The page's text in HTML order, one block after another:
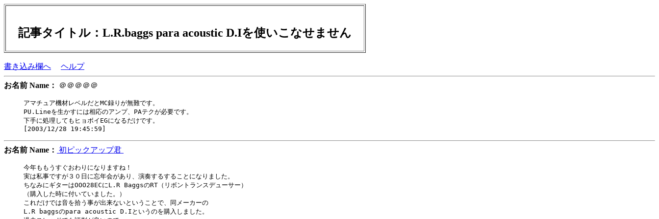
記事タイトル：L.R.baggs para acoustic D.Iを使いこなせません
書き込み欄へ ヘルプ
お名前 Name： ＠＠＠＠＠
アマチュア機材レベルだとMC録りが無難です。
PU.Lineを生かすには相応のアンプ、PAテクが必要です。
下手に処理してもヒョボイEGになるだけです。
お名前 Name： 初ピックアップ君
今年ももうすぐおわりになりますね！
実は私事ですが３０日に忘年会があり、演奏するすることになりました。
ちなみにギターはOOO28ECにL.R BaggsのRT（リボントランスデューサー）
（購入した時に付いていました。）
これだけでは音を拾う事が出来ないということで、同メーカーの
L.R baggsのpara acoustic D.Iというのを購入しました。